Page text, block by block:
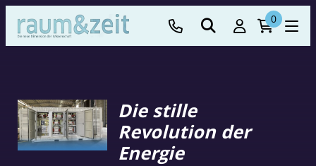
0
Die stille
Revolution der
Energie